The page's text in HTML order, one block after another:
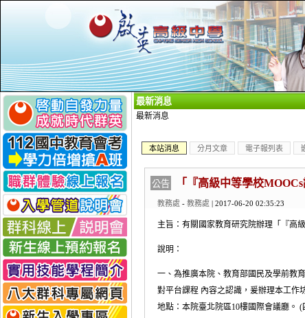
最新消息
最新消息
本站消息 分月文章 電子報列表
公告 「『高級中等學校
教務處 - 教務處 | 2017-06-20 02:35:23
主旨：有關國家教育研究院辦理「『高
說明：
一、為推廣本院、教育部國民及學前教
對平台課程 內容之認識，爰辦理本工作
地點：本院臺北院區10樓國際會議廳。